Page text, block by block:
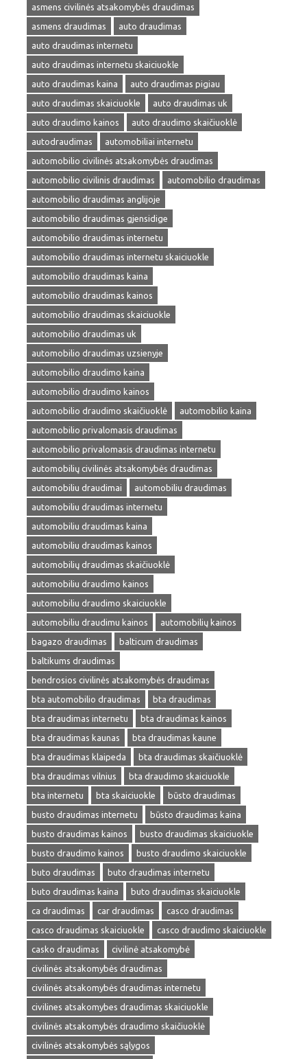
asmens civilinės atsakomybės draudimas
asmens draudimas
auto draudimas
auto draudimas internetu
auto draudimas internetu skaiciuokle
auto draudimas kaina
auto draudimas pigiau
auto draudimas skaiciuokle
auto draudimas uk
auto draudimo kainos
auto draudimo skaičiuoklė
autodraudimas
automobiliai internetu
automobilio civilinės atsakomybės draudimas
automobilio civilinis draudimas
automobilio draudimas
automobilio draudimas anglijoje
automobilio draudimas gjensidige
automobilio draudimas internetu
automobilio draudimas internetu skaiciuokle
automobilio draudimas kaina
automobilio draudimas kainos
automobilio draudimas skaiciuokle
automobilio draudimas uk
automobilio draudimas uzsienyje
automobilio draudimo kaina
automobilio draudimo kainos
automobilio draudimo skaičiuoklė
automobilio kaina
automobilio privalomasis draudimas
automobilio privalomasis draudimas internetu
automobilių civilinės atsakomybės draudimas
automobiliu draudimai
automobiliu draudimas
automobiliu draudimas internetu
automobiliu draudimas kaina
automobiliu draudimas kainos
automobilių draudimas skaičiuoklė
automobiliu draudimo kainos
automobiliu draudimo skaiciuokle
automobiliu draudimu kainos
automobilių kainos
bagazo draudimas
balticum draudimas
baltikums draudimas
bendrosios civilinės atsakomybės draudimas
bta automobilio draudimas
bta draudimas
bta draudimas internetu
bta draudimas kainos
bta draudimas kaunas
bta draudimas kaune
bta draudimas klaipeda
bta draudimas skaičiuoklė
bta draudimas vilnius
bta draudimo skaiciuokle
bta internetu
bta skaiciuokle
būsto draudimas
busto draudimas internetu
būsto draudimas kaina
busto draudimas kainos
busto draudimas skaiciuokle
busto draudimo kainos
busto draudimo skaiciuokle
buto draudimas
buto draudimas internetu
buto draudimas kaina
buto draudimas skaiciuokle
ca draudimas
car draudimas
casco draudimas
casco draudimas skaiciuokle
casco draudimo skaiciuokle
casko draudimas
civilinė atsakomybė
civilinės atsakomybės draudimas
civilinės atsakomybės draudimas internetu
civilines atsakomybes draudimas skaiciuokle
civilinės atsakomybės draudimo skaičiuoklė
civilinės atsakomybės sąlygos